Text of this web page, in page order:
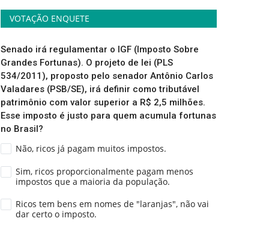
VOTAÇÃO ENQUETE
Senado irá regulamentar o IGF (Imposto Sobre
Grandes Fortunas). O projeto de lei (PLS
534/2011), proposto pelo senador Antônio Carlos
Valadares (PSB/SE), irá definir como tributável
patrimônio com valor superior a R$ 2,5 milhões.
Esse imposto é justo para quem acumula fortunas
no Brasil?
Não, ricos já pagam muitos impostos.
Sim, ricos proporcionalmente pagam menos
impostos que a maioria da população.
Ricos tem bens em nomes de "laranjas", não vai
dar certo o imposto.